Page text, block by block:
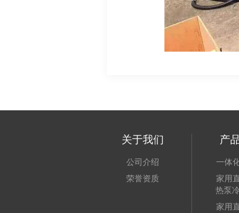
关于我们
公司介绍
荣誉资质
产
一体
家用
热泵
家用